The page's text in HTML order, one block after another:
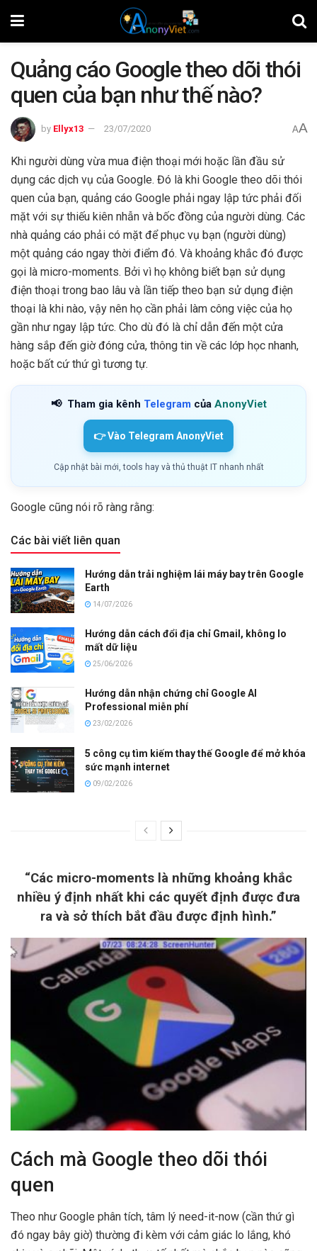
Quảng cáo Google theo dõi thói
quen của bạn như thế nào?
by Ellyx13 23/07/2020 AA
Khi người dùng vừa mua điện thoại mới hoặc lần đầu sử
dụng các dịch vụ của Google. Đó là khi Google theo dõi thói
quen của bạn, quảng cáo Google phải ngay lập tức phải đối
mặt với sự thiếu kiên nhẫn và bốc đồng của người dùng. Các
nhà quảng cáo phải có mặt để phục vụ bạn (người dùng)
một quảng cáo ngay thời điểm đó. Và khoảng khắc đó được
gọi là micro-moments. Bởi vì họ không biết bạn sử dụng
điện thoại trong bao lâu và lần tiếp theo bạn sử dụng điện
thoại là khi nào, vậy nên họ cần phải làm công việc của họ
gần như ngay lập tức. Cho dù đó là chỉ dẫn đến một cửa
hàng sắp đến giờ đóng cửa, thông tin về các lớp học nhanh,
hoặc bất cứ thứ gì tương tự.
📢 Tham gia kênh Telegram của AnonyViet
👉 Vào Telegram AnonyViet
Cập nhật bài mới, tools hay và thủ thuật IT nhanh nhất
Google cũng nói rõ ràng rằng:
Các bài viết liên quan
Hướng dẫn trải nghiệm lái máy bay trên Google
Earth
14/07/2026
Hướng dẫn cách đổi địa chỉ Gmail, không lo
mất dữ liệu
25/06/2026
Hướng dẫn nhận chứng chỉ Google AI
Professional miễn phí
23/02/2026
5 công cụ tìm kiếm thay thế Google để mở khóa
sức mạnh internet
09/02/2026
“Các micro-moments là những khoảng khắc
nhiều ý định nhất khi các quyết định được đưa
ra và sở thích bắt đầu được định hình.”
Cách mà Google theo dõi thói
quen
Theo như Google phân tích, tâm lý need-it-now (cần thứ gì
đó ngay bây giờ) thường đi kèm với cảm giác lo lắng, khó